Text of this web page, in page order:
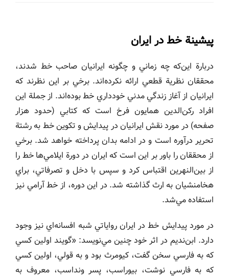
پيشينة خط در ايران
دربارة اين‌كه چه زماني و چگونه ايرانيان صاحب خط شدند،
محققان نظرية قطعي ارائه نكرده‌اند. برخي بر اين نظرند كه
ايرانيان از آغاز زندگي مدني خودداري خط بوده‌اند. از جملة اين
افراد ركن‌الدين همايون فرخ است كه كتابي (حدود هزار
صفحه) در مورد نقش ايرانيان در پيدايش و تكوين خط به رشتة
تحرير درآوره است و در ادامه بدان پرداخته خواهد شد. برخي
از محققان را باور بر اين است كه ايران در دورة ايلامي‌ها خط را
از بين‌النهرين اقتباس كرد و سپس با دخل و تصرفاتي، براي
هخامنشيان به ارث گذاشته شد. در اين دوره، از خط آرامي نيز
استفاده مي‌شد.
در مورد پيدايش خط در ايران رواياتي شبه افسانه‌اي نيز وجود
دارد. ابن‌نديم در اثر خود چنين مي‌نويسد: «گويند اولين كسي
كه به فارسي سخن گفت، كيومرث بود و به قولي، اولين كسي
كه به فارسي نوشت، بيوراسب، پسر ونداسب، معروف به